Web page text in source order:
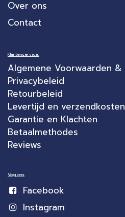
Over ons
Contact
Klantenservice:
Algemene Voorwaarden &
Privacybeleid
Retourbeleid
Levertijd en verzendkosten
Garantie en Klachten
Betaalmethodes
Reviews
Volg ons
Facebook
Instagram